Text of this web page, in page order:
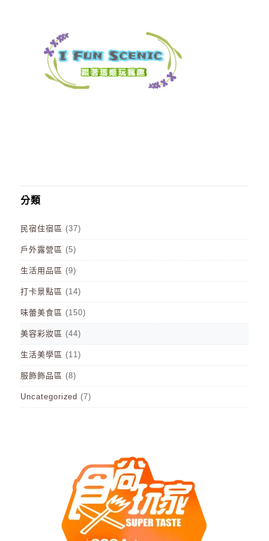
分類
民宿住宿區 (37)
戶外露營區 (5)
生活用品區 (9)
打卡景點區 (14)
味蕾美食區 (150)
美容彩妝區 (44)
生活美學區 (11)
服飾飾品區 (8)
Uncategorized (7)